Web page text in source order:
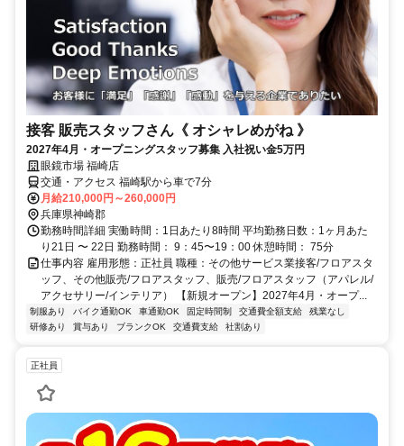
接客 販売スタッフさん《 オシャレめがね 》
2027年4月・オープニングスタッフ募集 入社祝い金5万円
眼鏡市場 福崎店
交通・アクセス 福崎駅から車で7分
月給210,000円～260,000円
兵庫県神崎郡
勤務時間詳細 実働時間：1日あたり8時間 平均勤務日数：1ヶ月あた
り21日 〜 22日 勤務時間： 9：45〜19：00 休憩時間： 75分
仕事内容 雇用形態：正社員 職種：その他サービス業接客/フロアスタ
ッフ、その他販売/フロアスタッフ、販売/フロアスタッフ（アパレル/
アクセサリー/インテリア） 【新規オープン】2027年4月・オープ...
制服あり バイク通勤OK 車通勤OK 固定時間制 交通費全額支給
残業なし
研修あり
賞与あり ブランクOK 交通費支給 社割あり
正社員